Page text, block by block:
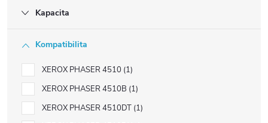
Kapacita
Kompatibilita
XEROX PHASER 4510 1
XEROX PHASER 4510B 1
XEROX PHASER 4510DT 1